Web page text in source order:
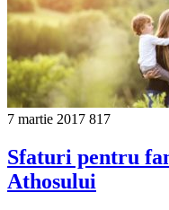
7 martie 2017 817
Sfaturi pentru
Athosului